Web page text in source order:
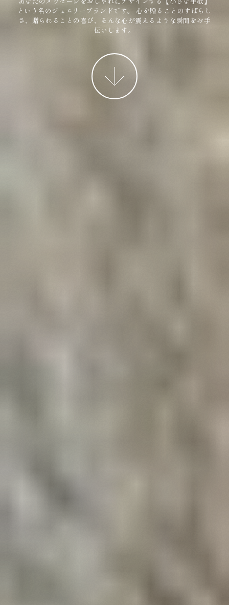
という名のジュエリーブランドです。
心を贈ることのすばらし
さ、贈られることの喜び、そんな心が震えるような瞬間をお手
伝いします。